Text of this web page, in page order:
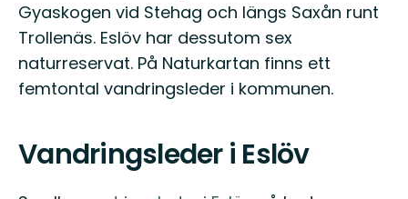
Gyaskogen vid Stehag och längs Saxån runt
Trollenäs. Eslöv har dessutom sex
naturreservat. På Naturkartan finns ett
femtontal vandringsleder i kommunen.
Vandringsleder i Eslöv